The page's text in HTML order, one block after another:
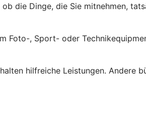
die Dinge, die Sie mitnehmen,
Foto-, Sport- oder
hilfreiche Leistungen. Andere